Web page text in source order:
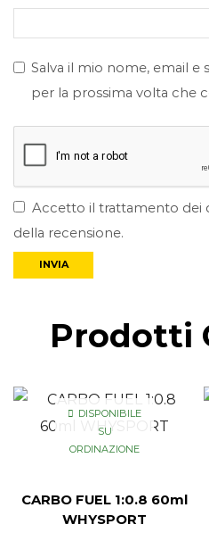
Salva il mio nome, email
per la prossima volta che
Accetto il trattamento dei
della recensione.
Prodotti
DISPONIBILE
SU
ORDINAZIONE
CARBO FUEL 1:0.8 60ml
WHYSPORT